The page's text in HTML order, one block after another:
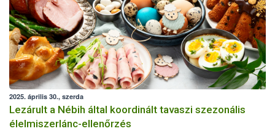
2025. április 30., szerda
Lezárult a Nébih által koordinált tavaszi szezonális
élelmiszerlánc-ellenőrzés